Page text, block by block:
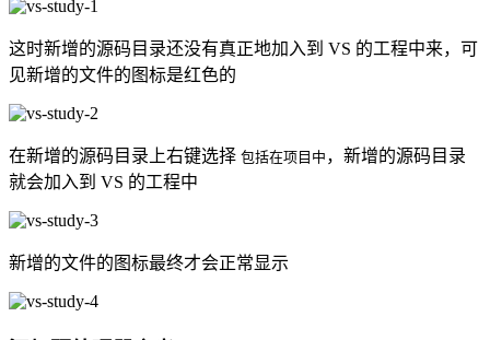
这时新增的源码目录还没有真正地加入到 VS 的工程中来，可
见新增的文件的图标是红色的
在新增的源码目录上右键选择 包括在项目中 ，新增的源码目录
就会加入到 VS 的工程中
新增的文件的图标最终才会正常显示